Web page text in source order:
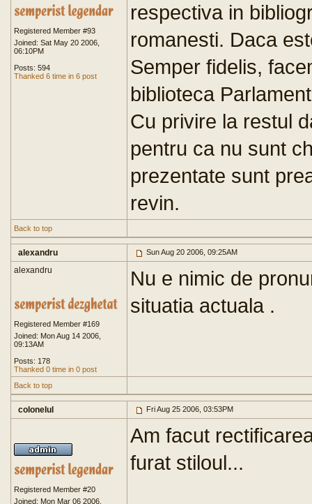
Registered Member #93
Joined: Sat May 20 2006,
06:10PM
Posts: 594
Thanked 6 time in 6 post
respectiva in
romanesti. Daca
Semper fidelis,
biblioteca
Cu privire la restul
pentru ca nu sunt
prezentate sunt
revin.
Back to top
alexandru Sun Aug 20 2006, 09:25AM
alexandru
Registered Member #169
Joined: Mon Aug 14 2006,
09:13AM
Posts: 178
Thanked 0 time in 0 post
Nu e nimic de
situatia actuala .
Back to top
colonelul Fri Aug 25 2006, 03:53PM
Registered Member #20
Joined: Mon Mar 06 2006,
Am facut
furat stiloul...